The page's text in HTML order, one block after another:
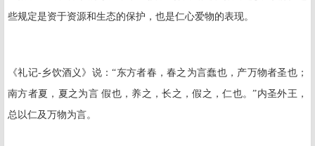
些规定是资于资源和生态的保护，也是仁心爱物的表现。
《礼记-乡饮酒义》说：“东方者春，春之为言蠢也，产万物者圣也；
南方者夏，夏之为言 假也，养之，长之，假之，仁也。”内圣外王，
总以仁及万物为言。